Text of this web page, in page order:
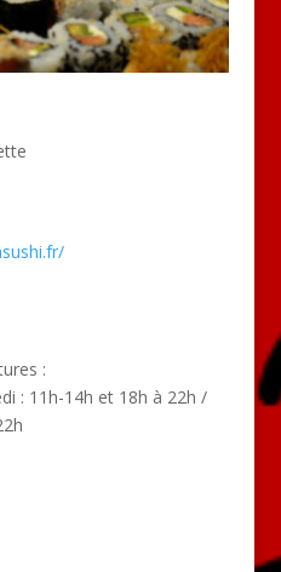
:
: 11h-14h et 18h à 22h /